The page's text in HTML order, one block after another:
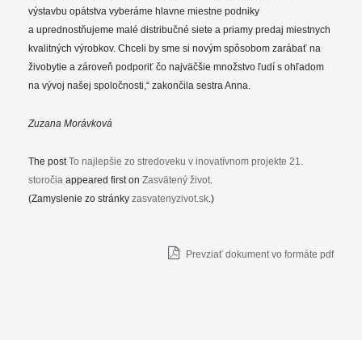
výstavbu opátstva vyberáme hlavne miestne podniky
a uprednostňujeme malé distribučné siete a priamy predaj miestnych
kvalitných výrobkov. Chceli by sme si novým spôsobom zarábať na
živobytie a zároveň podporiť čo najväčšie množstvo ľudí s ohľadom
na vývoj našej spoločnosti,“ zakončila sestra Anna.
Zuzana Morávková
The post To najlepšie zo stredoveku v inovatívnom projekte 21.
storočia appeared first on Zasvätený život
(Zamyslenie zo stránky zasvatenyzivot.sk .)
Prevziať dokument vo formáte pdf